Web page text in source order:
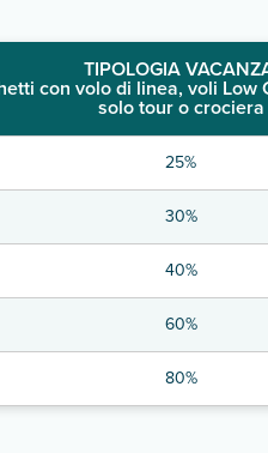
TIPOLOGIA
con volo di linea, voli Low
solo tour o crociera
25%
30%
40%
60%
80%